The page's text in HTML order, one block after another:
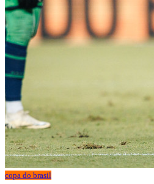
copa do brasil